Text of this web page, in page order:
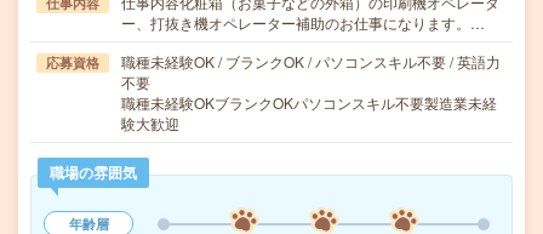
ー、打抜き機オペレーター補助のお仕事になります。…
応募資格
職種未経験OK / ブランクOK / パソコンスキル不要 / 英語力
不要
職種未経験OKブランクOKパソコンスキル不要製造業未経
験大歓迎
職場の雰囲気
年齢層